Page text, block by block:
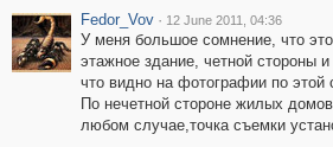
Fedor_Vov · 12 June 2011, 04:36
У меня большое сомнение, что
этажное здание, четной стороны
что видно на фотографии по этой
По нечетной стороне жилых
любом случае,точка съемки